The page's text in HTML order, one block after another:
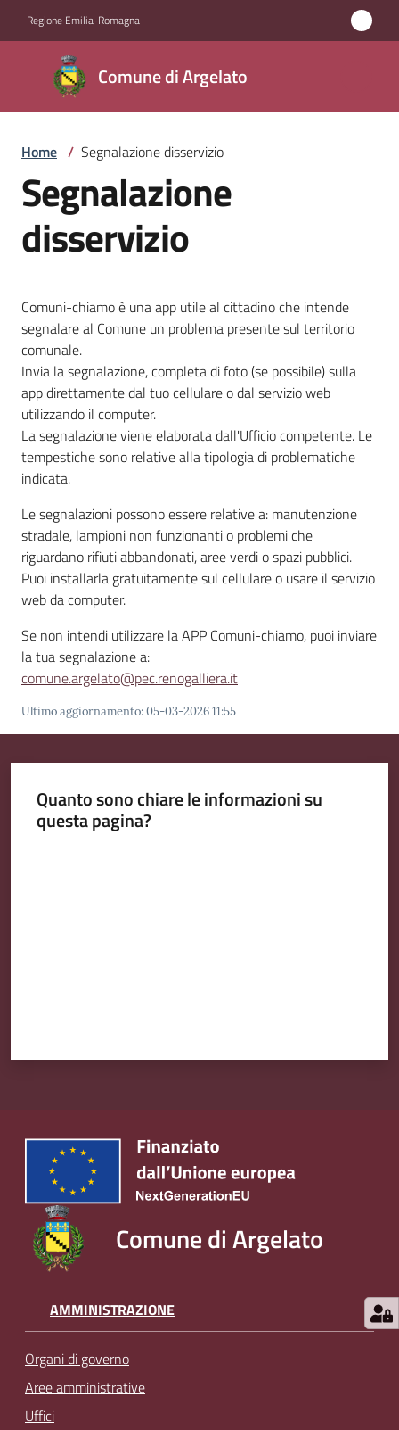
Regione Emilia-Romagna
Comune di Argelato
Comune
di
Argelato
Amministrazione
Novità
Vivere
Argelato
Amministrazione
Tutti
gli
argomenti...
Seguici
su
Home / Segnalazione disservizio
Segnalazione
disservizio
Comuni-chiamo è una app utile al cittadino che intende
segnalare al Comune un problema presente sul territorio
comunale.
Invia la segnalazione, completa di foto (se possibile) sulla
app direttamente dal tuo cellulare o dal servizio web
utilizzando il computer.
La segnalazione viene elaborata dall'Ufficio competente. Le
tempestiche sono relative alla tipologia di problematiche
indicata.
Le segnalazioni possono essere relative a: manutenzione
stradale, lampioni non funzionanti o problemi che
riguardano rifiuti abbandonati, aree verdi o spazi pubblici.
Puoi installarla gratuitamente sul cellulare o usare il servizio
web da computer.
Se non intendi utilizzare la APP Comuni-chiamo, puoi inviare
la tua segnalazione a:
comune.argelato@pec.renogalliera.it
Ultimo aggiornamento:05-03-2026 11:55
Quanto sono chiare le informazioni su
questa pagina?
Comune di Argelato
AMMINISTRAZIONE
Organi di governo
Aree amministrative
Uffici